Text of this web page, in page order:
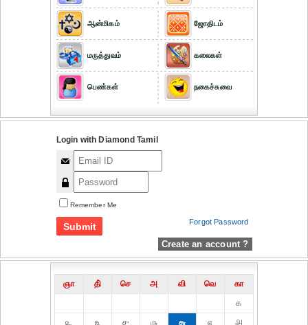
ஆன்மிகம்
மருத்துவம்
பெண்கள்
ஜோதிடம்
கலைகள்
நகைச்சுவை
Login with Diamond Tamil
Remember Me
Forgot Password
Create an account ?
ஞா தி் செ அ வி வெ
கா
௧
௨
௩ ௪ ௫ ௬ ௭
௮